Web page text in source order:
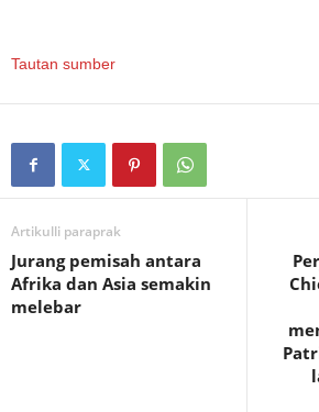
Tautan sumber
Artikulli paraprak
Jurang pemisah antara
Afrika dan Asia semakin
melebar